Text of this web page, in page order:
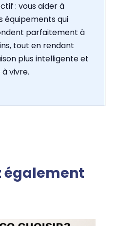
: vous aider à
équipements qui
parfaitement à
tout en rendant
plus intelligente et
vivre.
également